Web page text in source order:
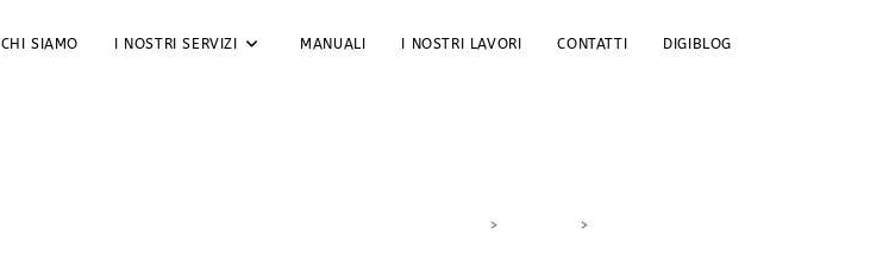
CHI SIAMO I NOSTRI SERVIZI MANUALI I NOSTRI LAVORI CONTATTI DIGIBLOG
> >